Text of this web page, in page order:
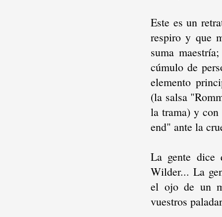
Este es un
respiro y que
suma
cúmulo de
elemento
(la salsa
la trama) y
end" ante la
La gente dice
Wilder... La
el ojo de un
vuestros